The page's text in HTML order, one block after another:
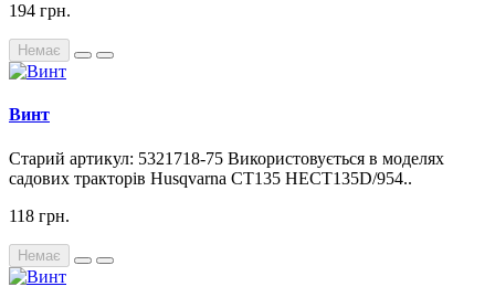
194 грн.
Немає
Винт
Старий артикул: 5321718-75 Використовується в моделях
садових тракторів Husqvarna CT135 HECT135D/954..
118 грн.
Немає